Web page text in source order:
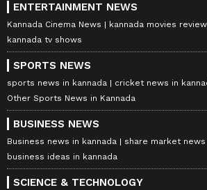
ENTERTAINMENT NEWS
Kannada Cinema News kannada movies review
kannada tv shows
SPORTS NEWS
sports news in kannada
cricket news in
Other Sports News in Kannada
BUSINESS NEWS
Business news in kannada
share market news
business ideas in kannada
SCIENCE & TECHNOLOGY